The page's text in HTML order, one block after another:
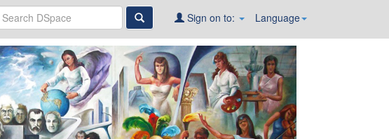
Language
Sign on to: